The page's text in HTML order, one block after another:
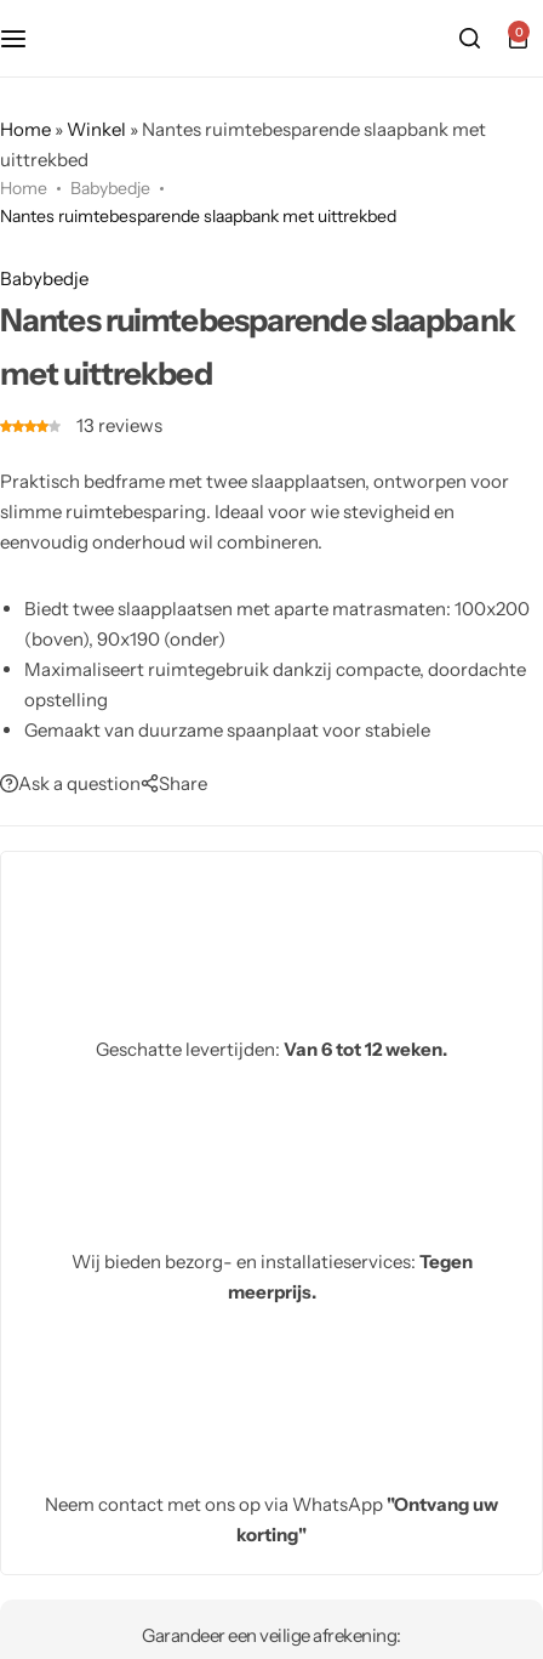
0
Home »Winkel » Nantes ruimtebesparende slaapbank met
uittrekbed
Home
Babybedje
Nantes ruimtebesparende slaapbank met uittrekbed
Babybedje
Nantes ruimtebesparende slaapbank
met uittrekbed
13 reviews
Praktisch bedframe met twee slaapplaatsen, ontworpen voor
slimme ruimtebesparing. Ideaal voor wie stevigheid en
eenvoudig onderhoud wil combineren.
Biedt twee slaapplaatsen met aparte matrasmaten: 100x200
(boven), 90x190 (onder)
Maximaliseert ruimtegebruik dankzij compacte, doordachte
opstelling
Gemaakt van duurzame spaanplaat voor stabiele
Onderhoudsvriendelijk: afnemen met vochtige doek, geen
Ask a question Share
Geschatte levertijden: Van 6 tot 12 weken.
Wij bieden bezorg- en installatieservices: Tegen
meerprijs.
Neem contact met ons op via WhatsApp"Ontvang uw
korting"
Garandeer een veilige afrekening: